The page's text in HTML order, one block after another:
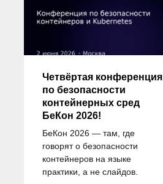
Четвёртая конференция
по безопасности
контейнерных сред
БеКон 2026!
БеКон 2026 — там, где
говорят о безопасности
контейнеров на языке
практики, а не слайдов.